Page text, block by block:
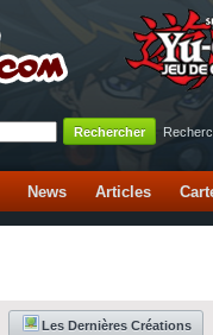
News Articles
Les Dernières Créations